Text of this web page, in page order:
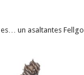
un asaltantes Fellgo